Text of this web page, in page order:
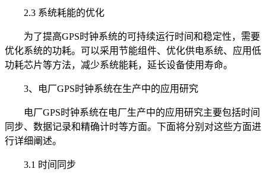
2.3 系统耗能的优化
为了提高GPS时钟系统的可持续运行时间和稳定性，需要
优化系统的功耗。可以采用节能组件、优化供电系统、应用低
功耗芯片等方法，减少系统能耗，延长设备使用寿命。
3、电厂GPS时钟系统在生产中的应用研究
电厂GPS时钟系统在电厂生产中的应用研究主要包括时间
同步、数据记录和精确计时等方面。下面将分别对这些方面进
行详细阐述。
3.1 时间同步